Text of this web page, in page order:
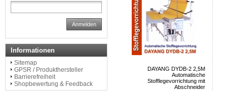
DAYANG DYDB-2 2,5M
Automatische
Stofflegevorrichtung mit
Abschneider
Anmelden
Informationen
Sitemap
GPSR / Produkthersteller
Barrierefreiheit
Shopbewertung & Feedback